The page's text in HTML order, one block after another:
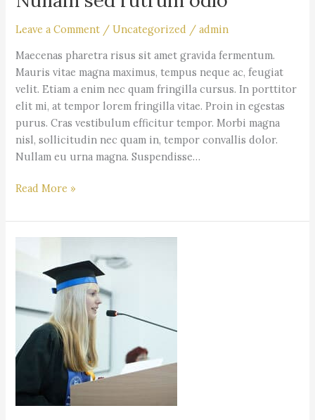
Leave a Comment /Uncategorized /admin
Maecenas pharetra risus sit amet gravida fermentum.
Mauris vitae magna maximus, tempus neque ac, feugiat
velit. Etiam a enim nec quam fringilla cursus. In porttitor
elit mi, at tempor lorem fringilla vitae. Proin in egestas
purus. Cras vestibulum efficitur tempor. Morbi magna
nisl, sollicitudin nec quam in, tempor convallis dolor.
Nullam eu urna magna. Suspendisse…
Read More »
placerat